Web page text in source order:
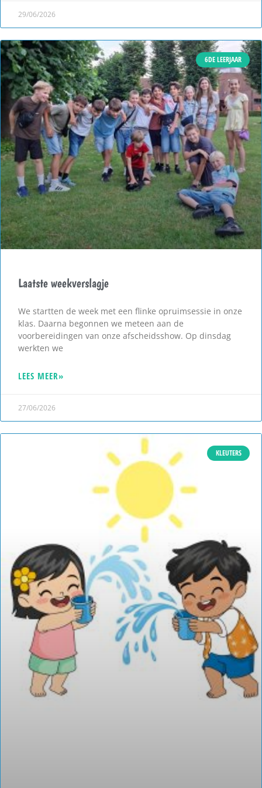
29/06/2026
6DE LEERJAAR
Laatste weekverslagje
We startten de week met een flinke opruimsessie in onze
klas. Daarna begonnen we meteen aan de
voorbereidingen van onze afscheidsshow. Op dinsdag
werkten we
LEES MEER»
27/06/2026
KLEUTERS